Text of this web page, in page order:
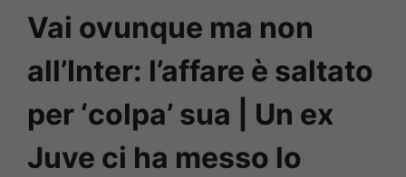
Vai ovunque ma non
all’Inter: l’affare è saltato
per ‘colpa’ sua | Un ex
Juve ci ha messo lo